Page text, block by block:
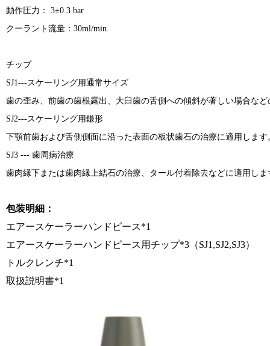
動作圧力： 3±0.3 bar
クーラント流量：30ml/min.
チップ
SJ1---スケーリング用通常サイズ
歯の歪み、前歯の歯根露出、大臼歯の舌側への傾斜が著しい場合な
SJ2---スケーリング用鎌形
下顎前歯および舌側側面に沿った表面の板状歯石の治療に適用します
SJ3 --- 歯周病治療
歯肉縁下または歯肉縁上結石の治療、タール付着除去などに適用しま
包装明細：
エアースケーラーハンドピース*1
エアースケーラーハンドピース用チップ*3（SJ1,SJ2,SJ3）
トルクレンチ*1
取扱説明書*1